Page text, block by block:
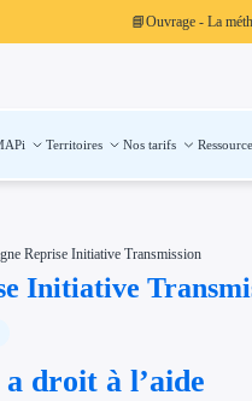
📘Ouvrage - La
Territoires Nos tarifs
international
et d'eau
Reprise Initiative Transmission
Initiative
droit à l’aide